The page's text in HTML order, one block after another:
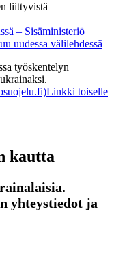
liittyvistä
– Sisäministeriö
uudessa välilehdessä
työskentelyn
toiselle
kautta
yhteystiedot ja